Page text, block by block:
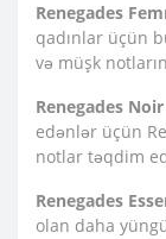
Renegades
qadınlar üçün
və müşk
Renegades Noir
edənlər üçün
notlar təqdim
Renegades
olan daha